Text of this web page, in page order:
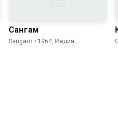
Сангам
Sangam • 1964, Индия,